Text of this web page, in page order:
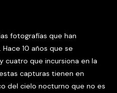
fotografías que han
10 años que se
que incursiona en la
capturas tienen en
del cielo nocturno que no es